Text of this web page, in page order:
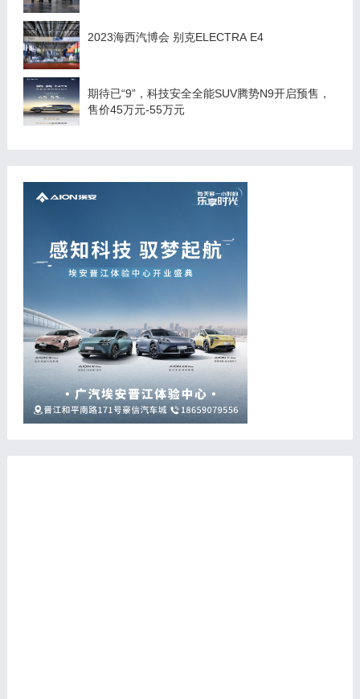
2023海西汽博会 别克ELECTRA E4
期待已“9”，科技安全全能SUV腾势N9开启预售，
售价45万元-55万元